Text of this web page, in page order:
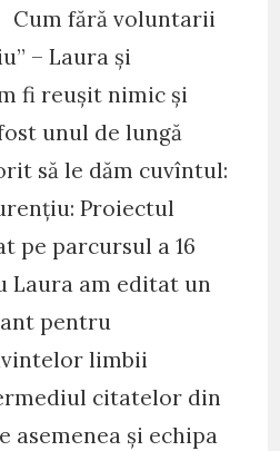
fără voluntarii
– Laura și
fi reușit nimic și
unul de lungă
să le dăm cuvîntul:
Proiectul
pe parcursul a 16
Laura am editat un
pentru
limbii
citatelor din
asemenea și echipa